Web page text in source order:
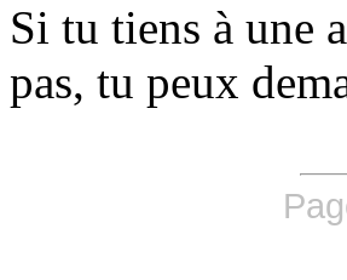
Si tu tiens à une
pas, tu peux